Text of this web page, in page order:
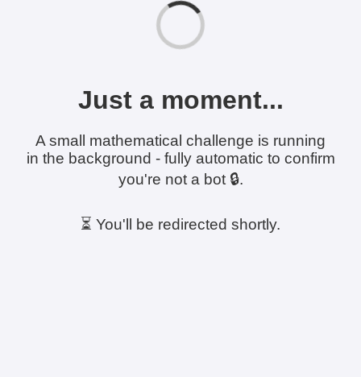
Just a moment...
A small mathematical challenge is running
in the background - fully automatic to confirm
you're not a bot 🔒.
⏳ You'll be redirected shortly.